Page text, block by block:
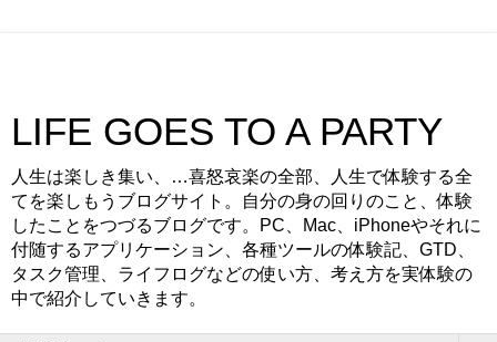
LIFE GOES TO A PARTY
人生は楽しき集い、…喜怒哀楽の全部、人生で体験する全
てを楽しもうブログサイト。自分の身の回りのこと、体験
したことをつづるブログです。PC、Mac、iPhoneやそれに
付随するアプリケーション、各種ツールの体験記、GTD、
タスク管理、ライフログなどの使い方、考え方を実体験の
中で紹介していきます。